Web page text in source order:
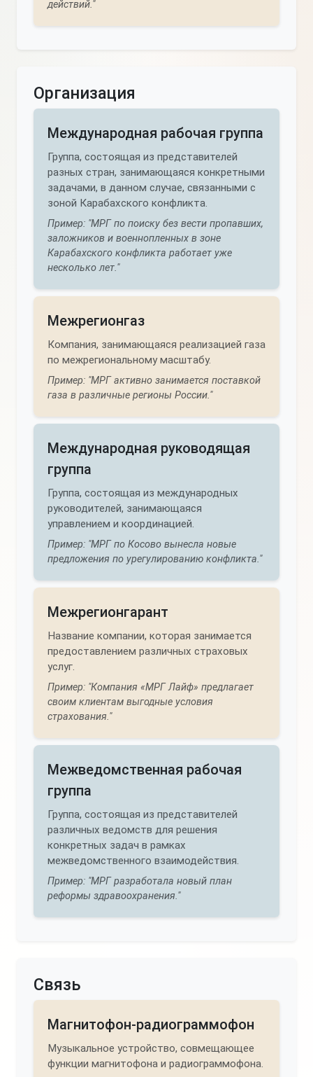
действий."
Организация
Международная рабочая группа
Группа, состоящая из представителей
разных стран, занимающаяся конкретными
задачами, в данном случае, связанными с
зоной Карабахского конфликта.
Пример: "МРГ по поиску без вести пропавших,
заложников и военнопленных в зоне
Карабахского конфликта работает уже
несколько лет."
Межрегионгаз
Компания, занимающаяся реализацией газа
по межрегиональному масштабу.
Пример: "МРГ активно занимается поставкой
газа в различные регионы России."
Международная руководящая
группа
Группа, состоящая из международных
руководителей, занимающаяся
управлением и координацией.
Пример: "МРГ по Косово вынесла новые
предложения по урегулированию конфликта."
Межрегионгарант
Название компании, которая занимается
предоставлением различных страховых
услуг.
Пример: "Компания «МРГ Лайф» предлагает
своим клиентам выгодные условия
страхования."
Межведомственная рабочая
группа
Группа, состоящая из представителей
различных ведомств для решения
конкретных задач в рамках
межведомственного взаимодействия.
Пример: "МРГ разработала новый план
реформы здравоохранения."
Связь
Магнитофон-радиограммофон
Музыкальное устройство, совмещающее
функции магнитофона и радиограммофона.